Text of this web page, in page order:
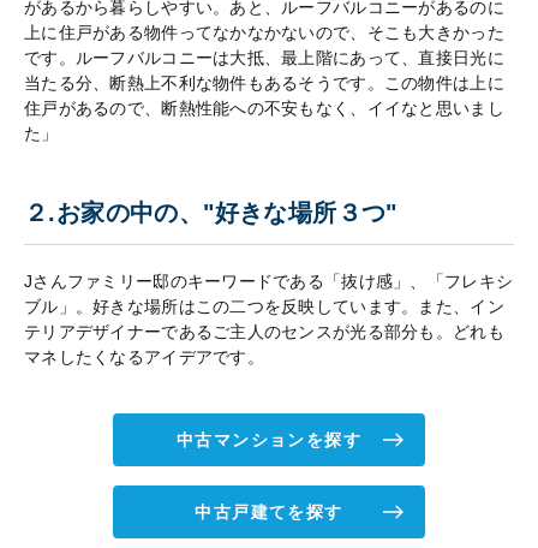
があるから暮らしやすい。あと、ルーフバルコニーがあるのに
上に住戸がある物件ってなかなかないので、そこも大きかった
です。ルーフバルコニーは大抵、最上階にあって、直接日光に
当たる分、断熱上不利な物件もあるそうです。この物件は上に
住戸があるので、断熱性能への不安もなく、イイなと思いまし
た」
２.お家の中の、"好きな場所３つ"
Jさんファミリー邸のキーワードである「抜け感」、「フレキシ
ブル」。好きな場所はこの二つを反映しています。また、イン
テリアデザイナーであるご主人のセンスが光る部分も。どれも
マネしたくなるアイデアです。
中古マンションを探す
中古戸建てを探す